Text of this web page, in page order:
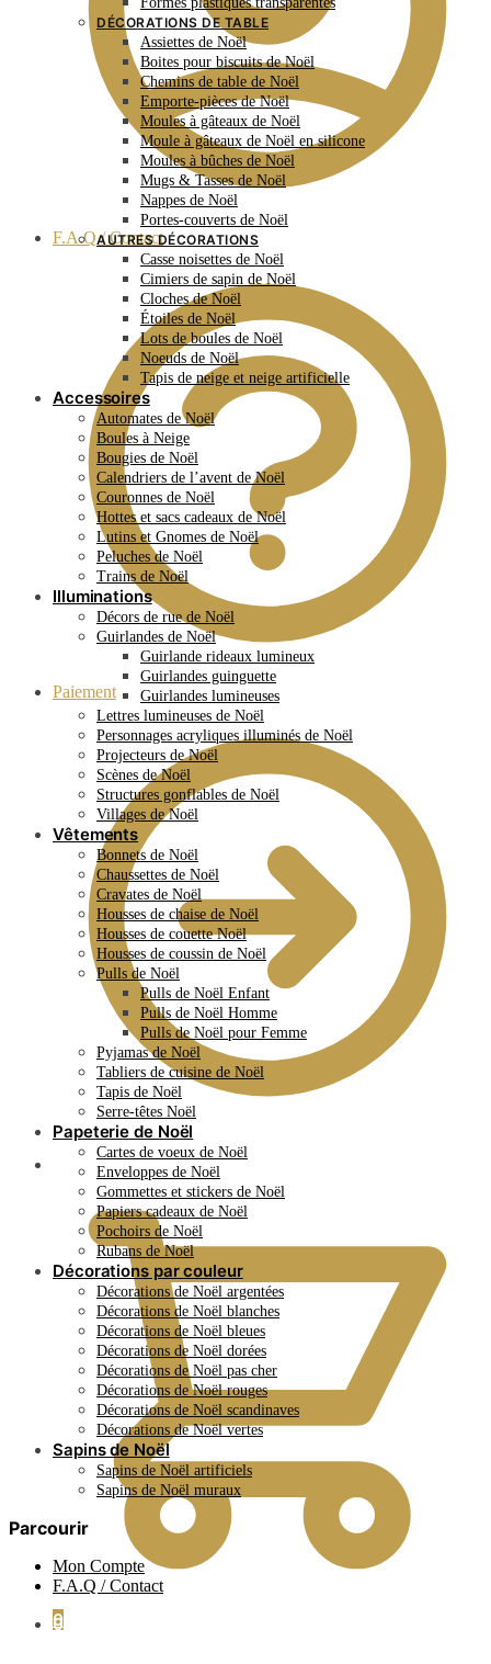
F.A.Q / Contact
Paiement
0.00 €
0
DÉCORATIONS DE TABLE
Assiettes de Noël
Boites pour biscuits de Noël
Chemins de table de Noël
Emporte-pièces de Noël
Moules à gâteaux de Noël
Moule à gâteaux de Noël en silicone
Moules à bûches de Noël
Mugs & Tasses de Noël
Nappes de Noël
Portes-couverts de Noël
AUTRES DÉCORATIONS
Casse noisettes de Noël
Cimiers de sapin de Noël
Cloches de Noël
Étoiles de Noël
Lots de boules de Noël
Noeuds de Noël
Tapis de neige et neige artificielle
Accessoires
Automates de Noël
Boules à Neige
Bougies de Noël
Calendriers de l’avent de Noël
Couronnes de Noël
Hottes et sacs cadeaux de Noël
Lutins et Gnomes de Noël
Peluches de Noël
Trains de Noël
Illuminations
Décors de rue de Noël
Guirlandes de Noël
Guirlande rideaux lumineux
Guirlandes guinguette
Guirlandes lumineuses
Lettres lumineuses de Noël
Personnages acryliques illuminés de Noël
Projecteurs de Noël
Scènes de Noël
Structures gonflables de Noël
Villages de Noël
Vêtements
Bonnets de Noël
Chaussettes de Noël
Cravates de Noël
Housses de chaise de Noël
Housses de couette Noël
Housses de coussin de Noël
Pulls de Noël
Pulls de Noël Enfant
Pulls de Noël Homme
Pulls de Noël pour Femme
Pyjamas de Noël
Tabliers de cuisine de Noël
Tapis de Noël
Serre-têtes Noël
Papeterie de Noël
Cartes de voeux de Noël
Enveloppes de Noël
Gommettes et stickers de Noël
Papiers cadeaux de Noël
Pochoirs de Noël
Rubans de Noël
Décorations par couleur
Décorations de Noël argentées
Décorations de Noël blanches
Décorations de Noël bleues
Décorations de Noël dorées
Décorations de Noël pas cher
Décorations de Noël rouges
Décorations de Noël scandinaves
Décorations de Noël vertes
Sapins de Noël
Sapins de Noël artificiels
Sapins de Noël muraux
Parcourir
Mon Compte
F.A.Q / Contact
0.00